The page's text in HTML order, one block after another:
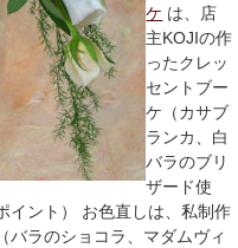
ケ は、店
主KOJIの作
ったクレッ
セントブー
ケ（カサブ
ランカ、白
バラのブリ
ザード使
イント） お色直しは、私制作
バラのショコラ、マダムヴィ